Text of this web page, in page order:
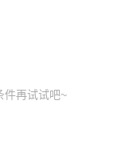
件再试试吧~